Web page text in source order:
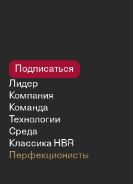
Подписаться
Лидер
Компания
Команда
Технологии
Среда
Классика HBR
Перфекционисты